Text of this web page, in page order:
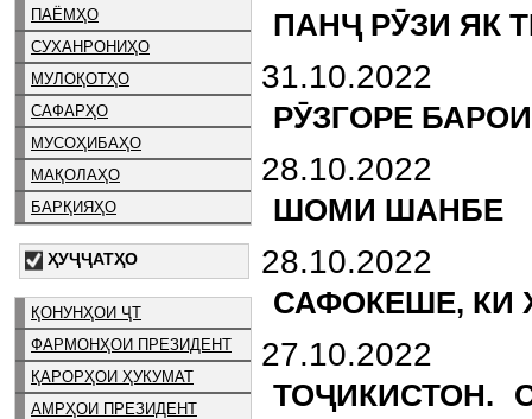
ПАЁМҲО
СУХАНРОНИҲО
МУЛОҚОТҲО
САФАРҲО
МУСОҲИБАҲО
МАҚОЛАҲО
БАРҚИЯҲО
ҲУҶҶАТҲО
ҚОНУНҲОИ ҶТ
ФАРМОНҲОИ ПРЕЗИДЕНТ
ҚАРОРҲОИ ҲУКУМАТ
АМРҲОИ ПРЕЗИДЕНТ
ПАНҶ РӮЗИ ЯК
31.10.2022
РӮЗГОРЕ
28.10.2022
ШОМИ ШАНБЕ
28.10.2022
САФОКЕШЕ, КИ
27.10.2022
ТОҶИКИСТОН.